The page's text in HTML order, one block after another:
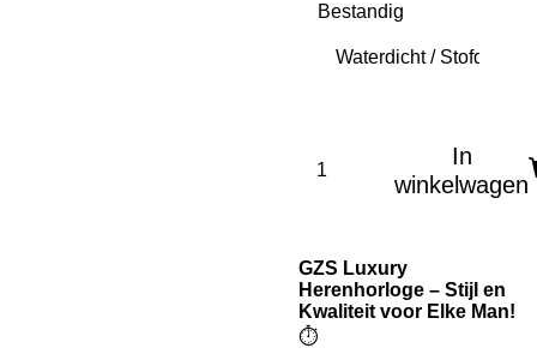
Bestandig
In
winkelwagen
GZS Luxury
Herenhorloge – Stijl en
Kwaliteit voor Elke Man!
⏱️